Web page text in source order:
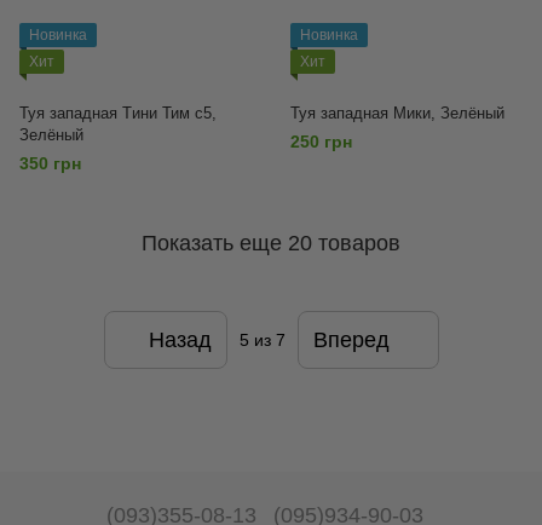
Новинка
Хит
Туя западная Tини Тим с5,
Зелёный
350 грн
Новинка
Хит
Туя западная Мики, Зелёный
250 грн
Показать еще 20 товаров
Назад 5 из 7 Вперед
(093)355-08-13 (095)934-90-03